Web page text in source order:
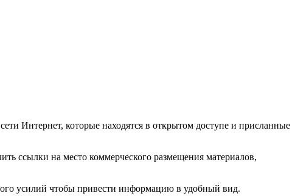
Интернет, которые находятся в открытом доступе и присланные
ссылки на место коммерческого размещения материалов,
усилий чтобы привести информацию в удобный вид.